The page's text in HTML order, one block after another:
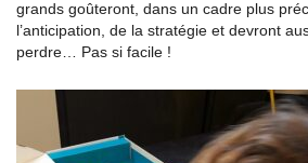
grands goûteront, dans un cadre plus
l’anticipation, de la stratégie et devront
perdre… Pas si facile !